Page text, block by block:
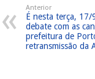
Anterior
É nesta terça, 17/
debate com as
prefeitura de
retransmissão da